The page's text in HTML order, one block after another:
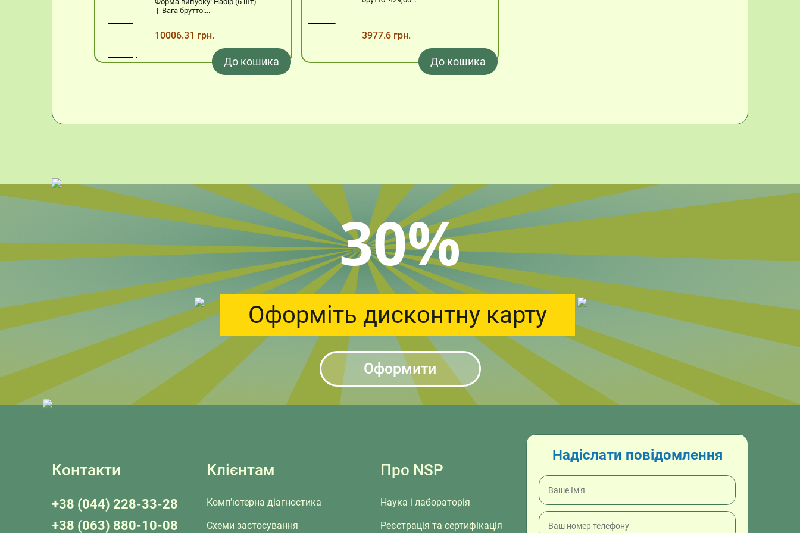
| Вага брутто:...
10006.31 грн.
До кошика
3977.6 грн.
До кошика
30%
Оформіть дисконтну карту
Оформити
Контакти
+38 (044) 228-33-28
+38 (063) 880-10-08
Клієнтам
Комп’ютерна діагностика
Схеми застосування
Про NSP
Наука і лабораторія
Реєстрація та сертифікація
Надіслати повідомлення